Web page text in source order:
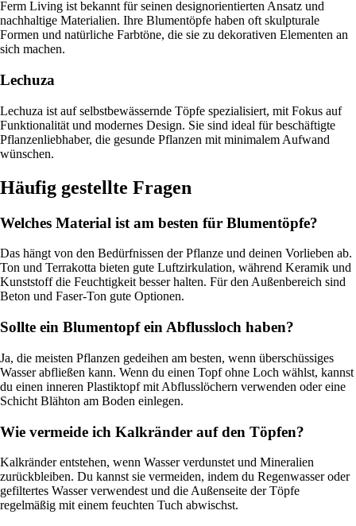
Ferm Living ist bekannt für seinen designorientierten Ansatz und
nachhaltige Materialien. Ihre Blumentöpfe haben oft skulpturale
Formen und natürliche Farbtöne, die sie zu dekorativen Elementen an
sich machen.
Lechuza
Lechuza ist auf selbstbewässernde Töpfe spezialisiert, mit Fokus auf
Funktionalität und modernes Design. Sie sind ideal für beschäftigte
Pflanzenliebhaber, die gesunde Pflanzen mit minimalem Aufwand
wünschen.
Häufig gestellte Fragen
Welches Material ist am besten für Blumentöpfe?
Das hängt von den Bedürfnissen der Pflanze und deinen Vorlieben ab.
Ton und Terrakotta bieten gute Luftzirkulation, während Keramik und
Kunststoff die Feuchtigkeit besser halten. Für den Außenbereich sind
Beton und Faser-Ton gute Optionen.
Sollte ein Blumentopf ein Abflussloch haben?
Ja, die meisten Pflanzen gedeihen am besten, wenn überschüssiges
Wasser abfließen kann. Wenn du einen Topf ohne Loch wählst, kannst
du einen inneren Plastiktopf mit Abflusslöchern verwenden oder eine
Schicht Blähton am Boden einlegen.
Wie vermeide ich Kalkränder auf den Töpfen?
Kalkränder entstehen, wenn Wasser verdunstet und Mineralien
zurückbleiben. Du kannst sie vermeiden, indem du Regenwasser oder
gefiltertes Wasser verwendest und die Außenseite der Töpfe
regelmäßig mit einem feuchten Tuch abwischst.